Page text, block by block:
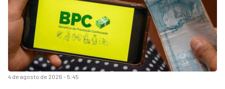
4 de agosto de 2026 - 5:45